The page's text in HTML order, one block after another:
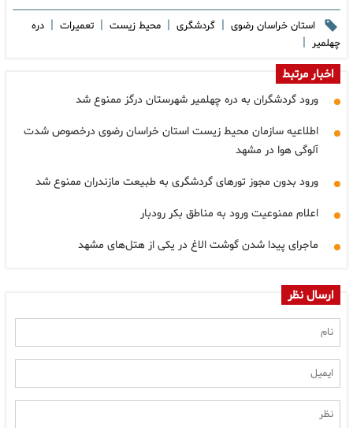
استان خراسان رضوی | گردشگری | محیط زیست | تعمیرات | دره
چهلمیر |
اخبار مرتبط
ورود گردشگران به دره چهلمیر شهرستان درگز ممنوع شد
اطلاعیه سازمان محیط زیست استان خراسان رضوی درخصوص شدت
آلوگی هوا در مشهد
ورود بدون مجوز تورهای گردشگری به طبیعت مازندران ممنوع شد
اعلام ممنوعیت ورود به مناطق بکر رودبار
ماجرای پیدا شدن گوشت الاغ در یکی از هتل‌های مشهد
ارسال نظر